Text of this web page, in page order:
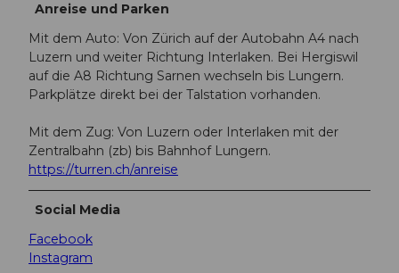
Anreise und Parken
Mit dem Auto: Von Zürich auf der Autobahn A4 nach
Luzern und weiter Richtung Interlaken. Bei Hergiswil
auf die A8 Richtung Sarnen wechseln bis Lungern.
Parkplätze direkt bei der Talstation vorhanden.
Mit dem Zug: Von Luzern oder Interlaken mit der
Zentralbahn (zb) bis Bahnhof Lungern.
https://turren.ch/anreise
Social Media
Facebook
Instagram